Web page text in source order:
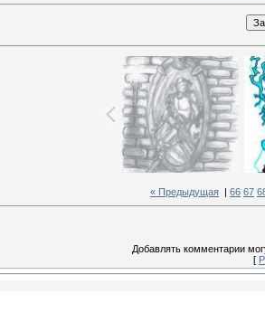
« Предыдущая 66 67
Добавлять комментарии
[